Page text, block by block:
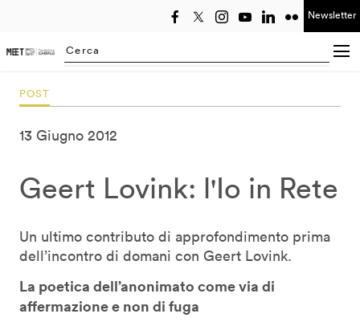
Newsletter
Searching...
POST
13 Giugno 2012
Geert Lovink: l'Io in Rete
Un ultimo contributo di approfondimento prima
dell’incontro di domani con Geert Lovink.
La poetica dell’anonimato come via di
affermazione e non di fuga